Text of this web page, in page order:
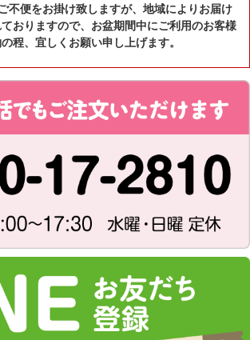
不便をお掛け致しますが、地域によりお届け
おりますので、お盆期間中にご利用のお客様
程、宜しくお願い申し上げます。